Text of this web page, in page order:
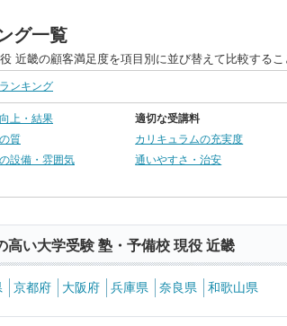
グ一覧
近畿の顧客満足度を項目別に並び替えて比較するこ
ンキング
上・結果 適切な受講料
質
カリキュラムの充実度
設備・雰囲気
通いやすさ・治安
い大学受験 塾・予備校 現役 近畿
京都府 大阪府 兵庫県 奈良県 和歌山県